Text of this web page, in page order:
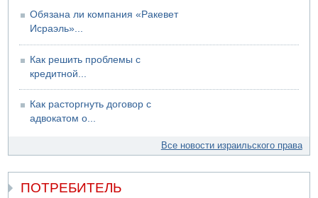
Обязана ли компания «Ракевет
Исраэль»...
Как решить проблемы с
кредитной...
Как расторгнуть договор с
адвокатом о...
Все новости израильского права
ПОТРЕБИТЕЛЬ